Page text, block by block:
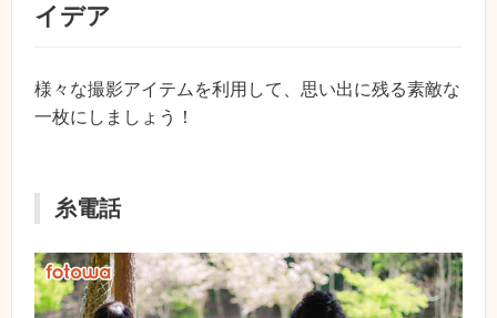
イデア
様々な撮影アイテムを利用して、思い出に残る素敵な
一枚にしましょう！
糸電話